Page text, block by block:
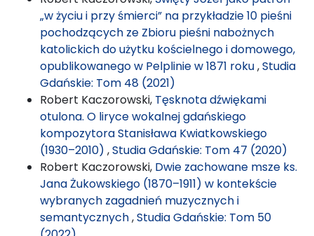
„w życiu i przy śmierci” na przykładzie 10 pieśni
pochodzących ze Zbioru pieśni nabożnych
katolickich do użytku kościelnego i domowego,
opublikowanego w Pelplinie w 1871 roku,Studia
Gdańskie: Tom 48 (2021)
Robert Kaczorowski, Tęsknota dźwiękami
otulona. O liryce wokalnej gdańskiego
kompozytora Stanisława Kwiatkowskiego
(1930–2010) ,Studia Gdańskie: Tom 47 (2020)
Robert Kaczorowski, Dwie zachowane msze ks.
Jana Żukowskiego (1870–1911) w kontekście
wybranych zagadnień muzycznych i
semantycznych,Studia Gdańskie: Tom 50